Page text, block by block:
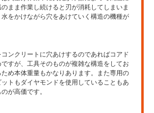
まま作業し続けると刃が消耗してしまいま
をかけながら穴をあけていく構造の機種が
ンクリートに穴あけするのであればコアド
ですが、工具そのものが複雑な構造をしてお
ため本体重量もかなりあります。また専用の
トもダイヤモンドを使用していることもあ
が高価です。